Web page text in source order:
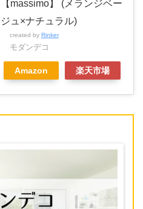
【massimo】 (メランジベー
ジュ×ナチュラル)
created by Rinker
モダンデコ
Amazon 楽天市場